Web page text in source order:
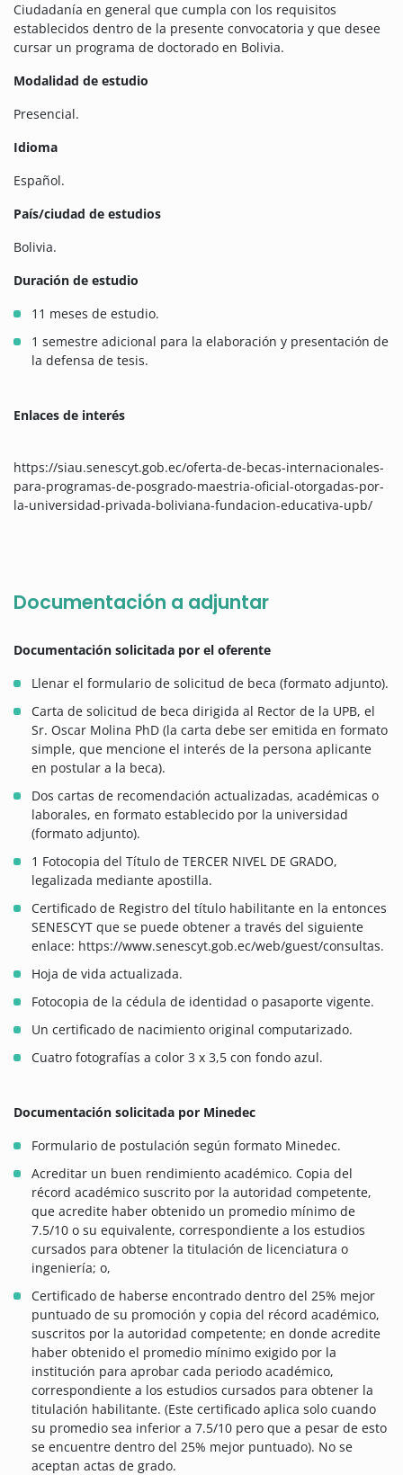
Ciudadanía en general que cumpla con los requisitos
establecidos dentro de la presente convocatoria y que desee
cursar un programa de doctorado en Bolivia.
Modalidad de estudio
Presencial.
Idioma
Español.
País/ciudad de estudios
Bolivia.
Duración de estudio
11 meses de estudio.
1 semestre adicional para la elaboración y presentación de
la defensa de tesis.
Enlaces de interés
https://siau.senescyt.gob.ec/oferta-de-becas-internacionales-
para-programas-de-posgrado-maestria-oficial-otorgadas-por-
la-universidad-privada-boliviana-fundacion-educativa-upb/
Documentación a adjuntar
Documentación solicitada por el oferente
Llenar el formulario de solicitud de beca (formato adjunto).
Carta de solicitud de beca dirigida al Rector de la UPB, el
Sr. Oscar Molina PhD (la carta debe ser emitida en formato
simple, que mencione el interés de la persona aplicante
en postular a la beca).
Dos cartas de recomendación actualizadas, académicas o
laborales, en formato establecido por la universidad
(formato adjunto).
1 Fotocopia del Título de TERCER NIVEL DE GRADO,
legalizada mediante apostilla.
Certificado de Registro del título habilitante en la entonces
SENESCYT que se puede obtener a través del siguiente
enlace: https://www.senescyt.gob.ec/web/guest/consultas.
Hoja de vida actualizada.
Fotocopia de la cédula de identidad o pasaporte vigente.
Un certificado de nacimiento original computarizado.
Cuatro fotografías a color 3 x 3,5 con fondo azul.
Documentación solicitada por Minedec
Formulario de postulación según formato Minedec.
Acreditar un buen rendimiento académico. Copia del
récord académico suscrito por la autoridad competente,
que acredite haber obtenido un promedio mínimo de
7.5/10 o su equivalente, correspondiente a los estudios
cursados para obtener la titulación de licenciatura o
ingeniería; o,
Certificado de haberse encontrado dentro del 25% mejor
puntuado de su promoción y copia del récord académico,
suscritos por la autoridad competente; en donde acredite
haber obtenido el promedio mínimo exigido por la
institución para aprobar cada periodo académico,
correspondiente a los estudios cursados para obtener la
titulación habilitante. (Este certificado aplica solo cuando
su promedio sea inferior a 7.5/10 pero que a pesar de esto
se encuentre dentro del 25% mejor puntuado). No se
aceptan actas de grado.